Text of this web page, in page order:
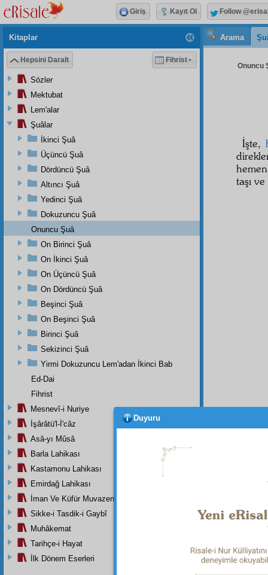
Arama
Onuncu
İşte,
taşı ve
Bu
Kitaplar
Hepsini Daralt Fihrist
Sözler
Mektubat
Lem'alar
Şuâlar
İkinci Şuâ
Üçüncü Şuâ
Dördüncü Şuâ
Altıncı Şuâ
Yedinci Şuâ
Dokuzuncu Şuâ
Onuncu Şuâ
On Birinci Şuâ
On İkinci Şuâ
On Üçüncü Şuâ
On Dördüncü Şuâ
Beşinci Şuâ
On Beşinci Şuâ
Birinci Şuâ
Sekizinci Şuâ
Yirmi Dokuzuncu Lem'adan İkinci Bab
Ed-Dai
Fihrist
Mesnevî-i Nuriye
İşârâtü'l-İ'câz
Asâ-yı Mûsâ
Barla Lahikası
Kastamonu Lahikası
Emirdağ Lahikası
İman Ve Küfür Muvazeneleri
Sikke-i Tasdik-i Gaybî
Muhâkemat
Tarihçe-i Hayat
İlk Dönem Eserleri
Giriş Kayıt Ol Follow
Duyuru